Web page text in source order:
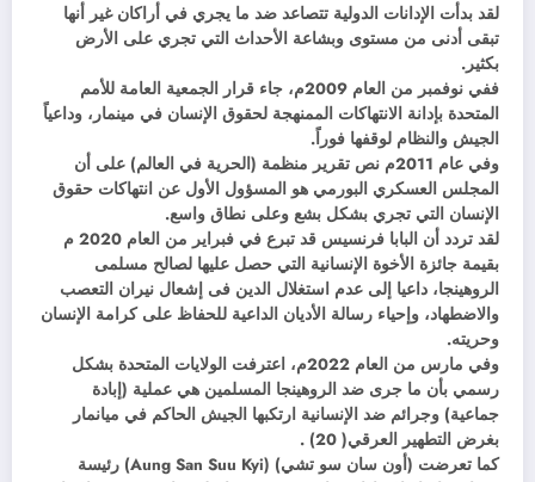
لقد بدأت الإدانات الدولية تتصاعد ضد ما يجري في أراكان غير أنها
تبقى أدنى من مستوى وبشاعة الأحداث التي تجري على الأرض
بكثير.
ففي نوفمبر من العام 2009م، جاء قرار الجمعية العامة للأمم
المتحدة بإدانة الانتهاكات الممنهجة لحقوق الإنسان في مينمار، وداعياً
الجيش والنظام لوقفها فوراً.
وفي عام 2011م نص تقرير منظمة (الحرية في العالم) على أن
المجلس العسكري البورمي هو المسؤول الأول عن انتهاكات حقوق
الإنسان التي تجري بشكل بشع وعلى نطاق واسع.
لقد تردد أن البابا فرنسيس قد تبرع في فبراير من العام 2020 م
بقيمة جائزة الأخوة الإنسانية التي حصل عليها لصالح مسلمى
الروهينجا، داعيا إلى عدم استغلال الدين فى إشعال نيران التعصب
والاضطهاد، وإحياء رسالة الأديان الداعية للحفاظ على كرامة الإنسان
وحريته.
وفي مارس من العام 2022م، اعترفت الولايات المتحدة بشكل
رسمي بأن ما جرى ضد الروهينجا المسلمين هي عملية (إبادة
جماعية) وجرائم ضد الإنسانية ارتكبها الجيش الحاكم في ميانمار
بغرض التطهير العرقي( 20) .
كما تعرضت (أون سان سو تشي) (Aung San Suu Kyi) رئيسة